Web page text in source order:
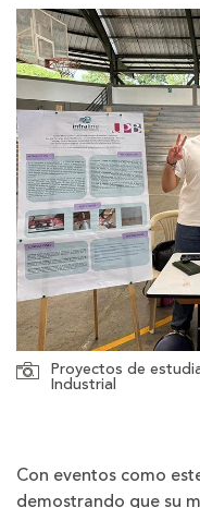
Proyectos de
Industrial
Con eventos como
demostrando que su